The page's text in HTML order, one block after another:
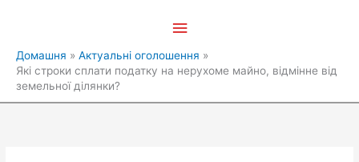
меню
Домашня
Актуальні оголошення
Які строки сплати податку на нерухоме майно, відмінне від
земельної ділянки?